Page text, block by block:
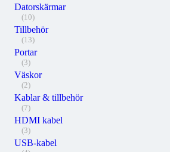
Datorskärmar
(10)
Tillbehör
(13)
Portar
(3)
Väskor
(2)
Kablar & tillbehör
(7)
HDMI kabel
(3)
USB-kabel